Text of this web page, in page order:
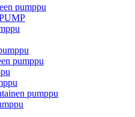
pumppu
pumppu
pumppu